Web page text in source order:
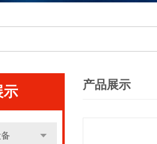
示 产品展示